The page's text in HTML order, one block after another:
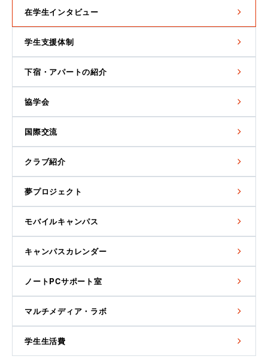
在学生インタビュー
学生支援体制
下宿・アパートの紹介
協学会
国際交流
クラブ紹介
夢プロジェクト
モバイルキャンパス
キャンパスカレンダー
ノートPCサポート室
マルチメディア・ラボ
学生生活費